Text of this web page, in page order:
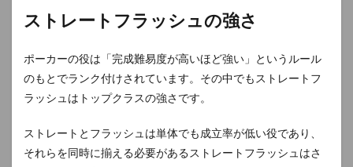
ストレートフラッシュの強さ
ポーカーの役は「完成難易度が高いほど強い」というルール
のもとでランク付けされています。その中でもストレートフ
ラッシュはトップクラスの強さです。
ストレートとフラッシュは単体でも成立率が低い役であり、
それらを同時に揃える必要があるストレートフラッシュはさ